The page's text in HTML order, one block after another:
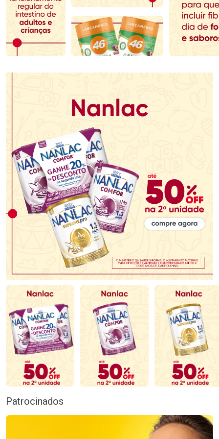
Comprar sem Desconto
Por R$ 153,99/cada
Comprar sem Desconto
Por R$ 153,99/cada
Comprar sem Desconto
Por R$ 478,99/cada
Comprar sem Desconto
Por R$ 478,99/cada
Patrocinados